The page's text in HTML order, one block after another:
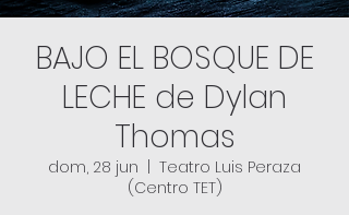
BAJO EL BOSQUE DE
LECHE de Dylan
Thomas
dom, 28 jun
Teatro Luis Peraza
(Centro TET)